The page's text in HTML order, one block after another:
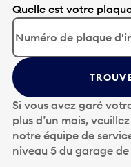
A
p
p
u
y
e
z
s
u
r
l
Quelle est votre
Si vous avez garé
plus d’un mois,
notre équipe de
niveau 5 du garage